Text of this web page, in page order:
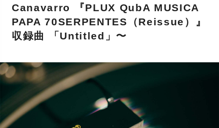
Canavarro 『PLUX QubA MUSICA
PAPA 70SERPENTES（Reissue）』
収録曲 「Untitled」〜